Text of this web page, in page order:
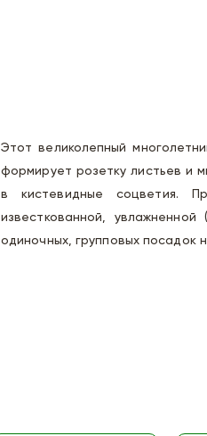
Этот великолепный
формирует розетку листьев и
в кистевидные соцветия.
известкованной,
одиночных, групповых посадок